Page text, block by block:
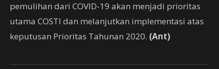
pemulihan dari COVID-19 akan menjadi prioritas
utama COSTI dan melanjutkan implementasi atas
keputusan Prioritas Tahunan 2020. (Ant)